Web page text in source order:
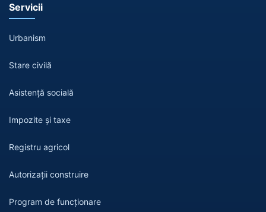
Servicii
Urbanism
Stare civilă
Asistență socială
Impozite și taxe
Registru agricol
Autorizații construire
Program de funcționare